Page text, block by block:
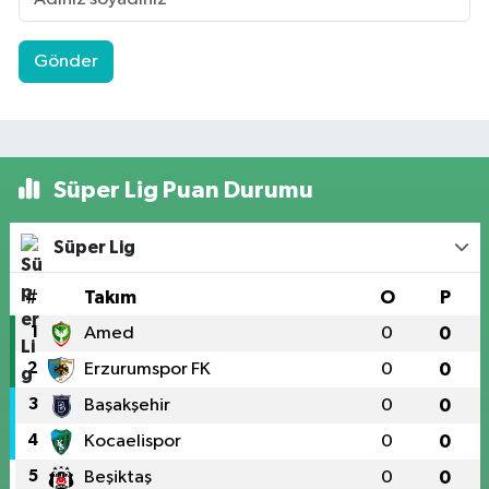
Gönder
Süper Lig Puan Durumu
Süper Lig
# Takım O P
1 Amed 0 0
2 Erzurumspor FK 0 0
3 Başakşehir 0 0
4 Kocaelispor 0 0
5 Beşiktaş 0 0